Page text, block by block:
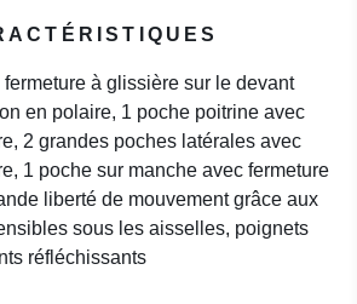
à glissière sur le devant
en polaire, 1 poche poitrine avec
2 grandes poches latérales avec
1 poche sur manche avec fermeture
liberté de mouvement grâce aux
sous les aisselles, poignets
réfléchissants